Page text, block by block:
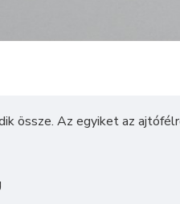
össze. Az egyiket az